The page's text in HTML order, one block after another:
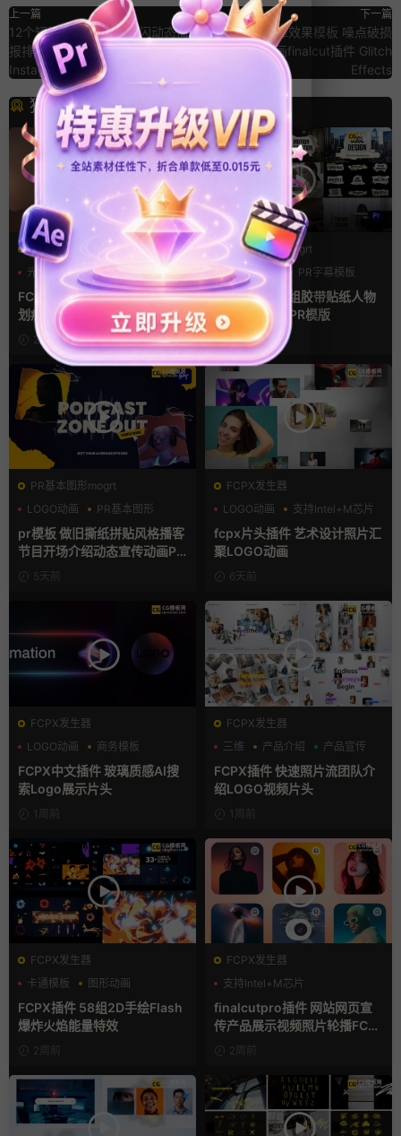
上一篇
12个短视频文字动画 快闪动态海
报排版拼接Pr竖屏模板 Trendy
Instagram Stories
下一篇
FCPX毛刺故障效果模板 噪点破损
老电视线动画finalcut插件 Glitch
Effects
猜你喜欢
FCPX转场
光效
复古风
支持Intel+M芯片
FCPX转场插件 15组光效胶片
划痕复古视频过渡
2天前
PR基本图形mogrt
PR基本图形
PR字幕模板
人物介绍
pr字幕模板 9组胶带贴纸人物
介绍角标动画PR模版
3天前
PR基本图形mogrt
LOGO动画
PR基本图形
复古风
pr模板 做旧撕纸拼贴风格播客
节目开场介绍动态宣传动画PR
模版5天前
FCPX发生器
LOGO动画
支持Intel+M芯片
汇聚
fcpx片头插件 艺术设计照片汇
聚LOGO动画
6天前
FCPX发生器
LOGO动画
商务模板
支持Intel+M芯片
FCPX中文插件 玻璃质感AI搜
索Logo展示片头
1周前
FCPX发生器
三维
产品介绍 产品宣传
FCPX插件 快速照片流团队介
绍LOGO视频片头
1周前
FCPX发生器
卡通模板
图形动画
手绘风
FCPX插件 58组2D手绘Flash
爆炸火焰能量特效
2周前
FCPX发生器
支持Intel+M芯片
finalcutpro插件 网站网页宣
传产品展示视频照片轮播FCP
X插件
2周前